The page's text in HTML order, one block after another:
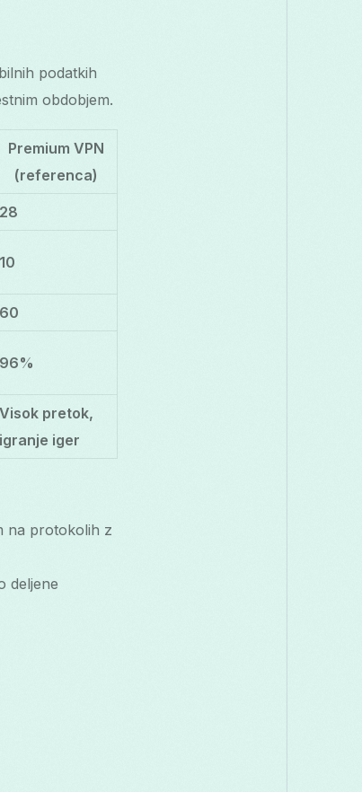
podatkih
obdobjem.
Premium VPN
(referenca)
28
10
60
96%
Visok pretok,
igranje iger
na protokolih z
deljene